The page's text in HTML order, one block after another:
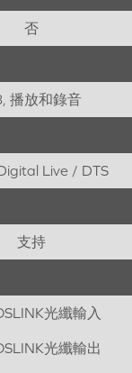
否
播放和錄音
Live / DTS
支持
光纖輸入
光纖輸出